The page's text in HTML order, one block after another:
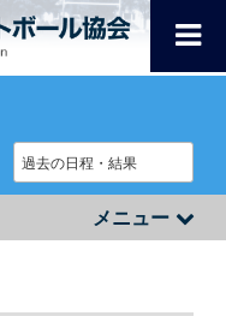
メニュー